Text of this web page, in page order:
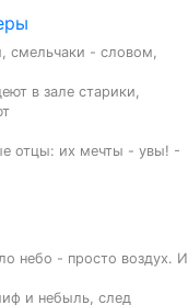
смельчаки - словом,
в зале старики,
отцы: их мечты - увы! -
небо - просто воздух. И
и небыль, след